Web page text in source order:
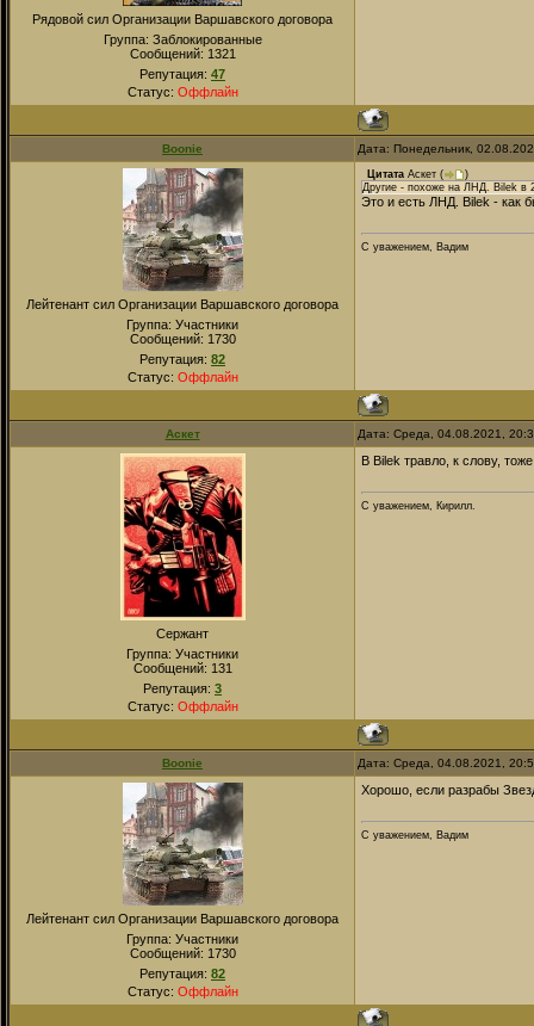
Рядовой сил Организации Варшавского договора
Группа: Заблокированные
Сообщений: 1321
Репутация: 47
Статус: Оффлайн
Boonie Дата: Понедельник,
Лейтенант сил Организации Варшавского договора
Группа: Участники
Сообщений: 1730
Репутация: 82
Статус: Оффлайн
Цитата Аскет (
)
Другие - похоже на ЛНД. Bilek в
Это и есть ЛНД. Bilek - как
С уважением, Вадим
Аскет Дата: Среда, 04.08.2021,
Сержант
Группа: Участники
Сообщений: 131
Репутация: 3
Статус: Оффлайн
В Bilek травло, к слову,
С уважением, Кирилл.
Boonie Дата: Среда, 04.08.2021,
Лейтенант сил Организации Варшавского договора
Группа: Участники
Сообщений: 1730
Репутация: 82
Статус: Оффлайн
Хорошо, если разрабы
С уважением, Вадим